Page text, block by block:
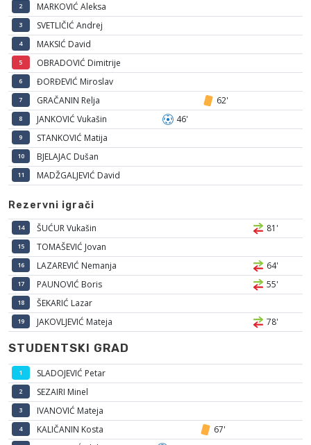
2 MARKOVIĆ Aleksa
3 SVETLIČIĆ Andrej
4 MAKSIĆ David
5 OBRADOVIĆ Dimitrije
6 ĐORĐEVIĆ Miroslav
7 GRAČANIN Relja 62'
8 JANKOVIĆ Vukašin 46'
9 STANKOVIĆ Matija
10 BJELAJAC Dušan
11 MADŽGALJEVIĆ David
Rezervni igrači
14 ŠUĆUR Vukašin 81'
15 TOMAŠEVIĆ Jovan
16 LAZAREVIĆ Nemanja 64'
17 PAUNOVIĆ Boris 55'
18 ŠEKARIĆ Lazar
19 JAKOVLJEVIĆ Mateja 78'
STUDENTSKI GRAD
1 SLADOJEVIĆ Petar
2 SEZAIRI Minel
3 IVANOVIĆ Mateja
4 KALIČANIN Kosta 67'